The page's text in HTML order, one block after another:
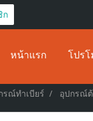
ก
หน้าแรก โปร
รณ์ทำเบียร์ อุปกรณ์